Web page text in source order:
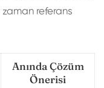
referans
Anında Çözüm
Önerisi